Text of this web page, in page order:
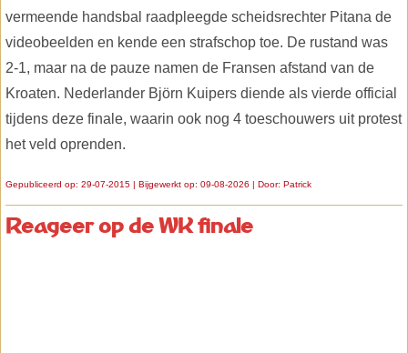
vermeende handsbal raadpleegde scheidsrechter Pitana de
videobeelden en kende een strafschop toe. De rustand was
2-1, maar na de pauze namen de Fransen afstand van de
Kroaten. Nederlander Björn Kuipers diende als vierde official
tijdens deze finale, waarin ook nog 4 toeschouwers uit protest
het veld oprenden.
Gepubliceerd op: 29-07-2015 | Bijgewerkt op: 09-08-2026 | Door: Patrick
Reageer op de WK finale